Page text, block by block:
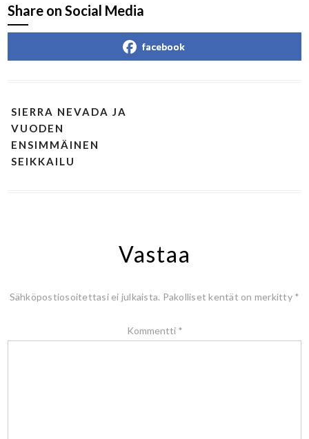
Share on Social Media
facebook
SIERRA NEVADA JA
VUODEN
ENSIMMÄINEN
SEIKKAILU
Vastaa
Sähköpostiosoitettasi ei julkaista. Pakolliset kentät on merkitty *
Kommentti *